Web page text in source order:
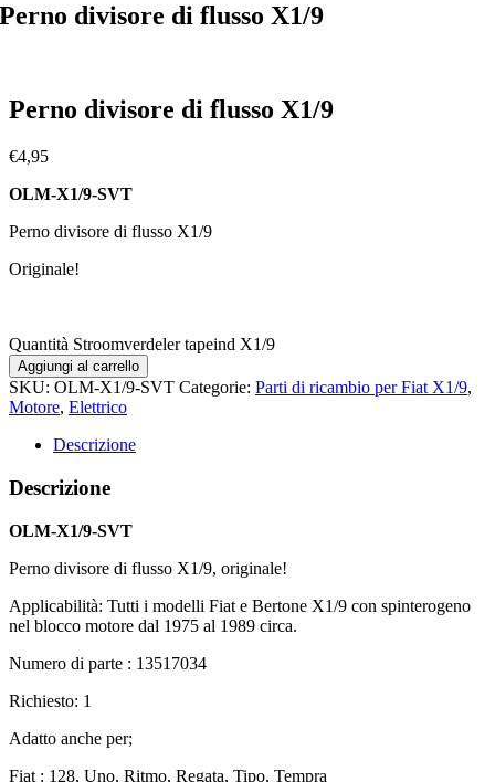
Perno divisore di flusso X1/9
Perno divisore di flusso X1/9
€4,95
OLM-X1/9-SVT
Perno divisore di flusso X1/9
Originale!
Quantità Stroomverdeler tapeind X1/9
Aggiungi al carrello
SKU: OLM-X1/9-SVT Categorie: Parti di ricambio per Fiat X1/9,
Motore, Elettrico
Descrizione
Descrizione
OLM-X1/9-SVT
Perno divisore di flusso X1/9, originale!
Applicabilità: Tutti i modelli Fiat e Bertone X1/9 con spinterogeno
nel blocco motore dal 1975 al 1989 circa.
Numero di parte : 13517034
Richiesto: 1
Adatto anche per;
Fiat : 128, Uno, Ritmo, Regata, Tipo, Tempra